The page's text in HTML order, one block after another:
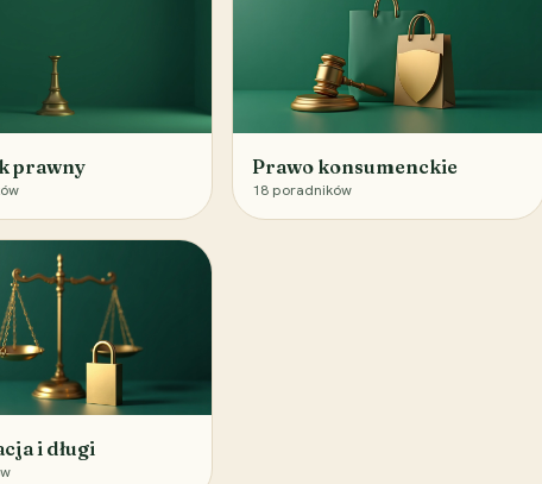
prawny Prawo konsumenckie
18 poradników
i długi